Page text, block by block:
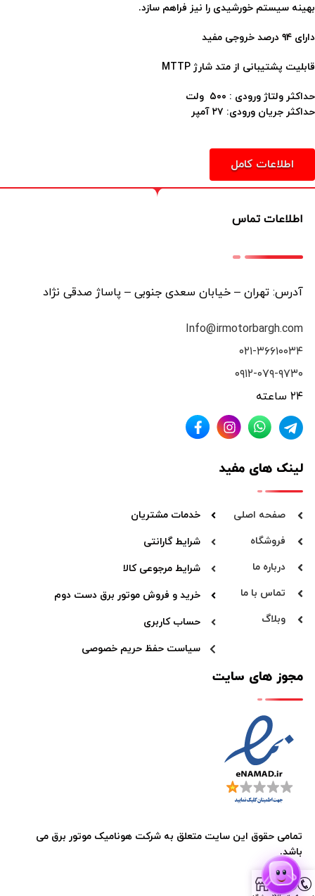
بهینه سیستم خورشیدی را نیز فراهم سازد.
دارای ۹۴ درصد خروجی مفید
قابلیت پشتیبانی از متد شارژ MTTP
حداکثر ولتاژ ورودی : ۵۰۰ ولت
حداکثر جریان ورودی: ۲۷ آمپر
اطلاعات کامل
اطلاعات تماس
آدرس: تهران – خیابان سعدی جنوبی – پاساژ صدقی نژاد
Info@irmotorbargh.com
۰۲۱-۳۶۶۱۰۰۳۴
۰۹۱۲-۰۷۹-۹۷۳۰
۲۴ ساعته
لینک های مفید
صفحه اصلی
فروشگاه
درباره ما
تماس با ما
وبلاگ
خدمات مشتریان
شرایط گارانتی
شرایط مرجوعی کالا
خرید و فروش موتور برق دست دوم
حساب کاربری
سیاست حفظ حریم خصوصی
مجوز های سایت
تمامی حقوق این سایت متعلق به شرکت هونامیک موتور برق می
باشد.
0